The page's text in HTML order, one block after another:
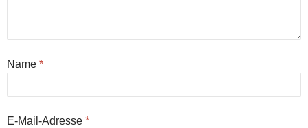
Name *
E-Mail-Adresse *